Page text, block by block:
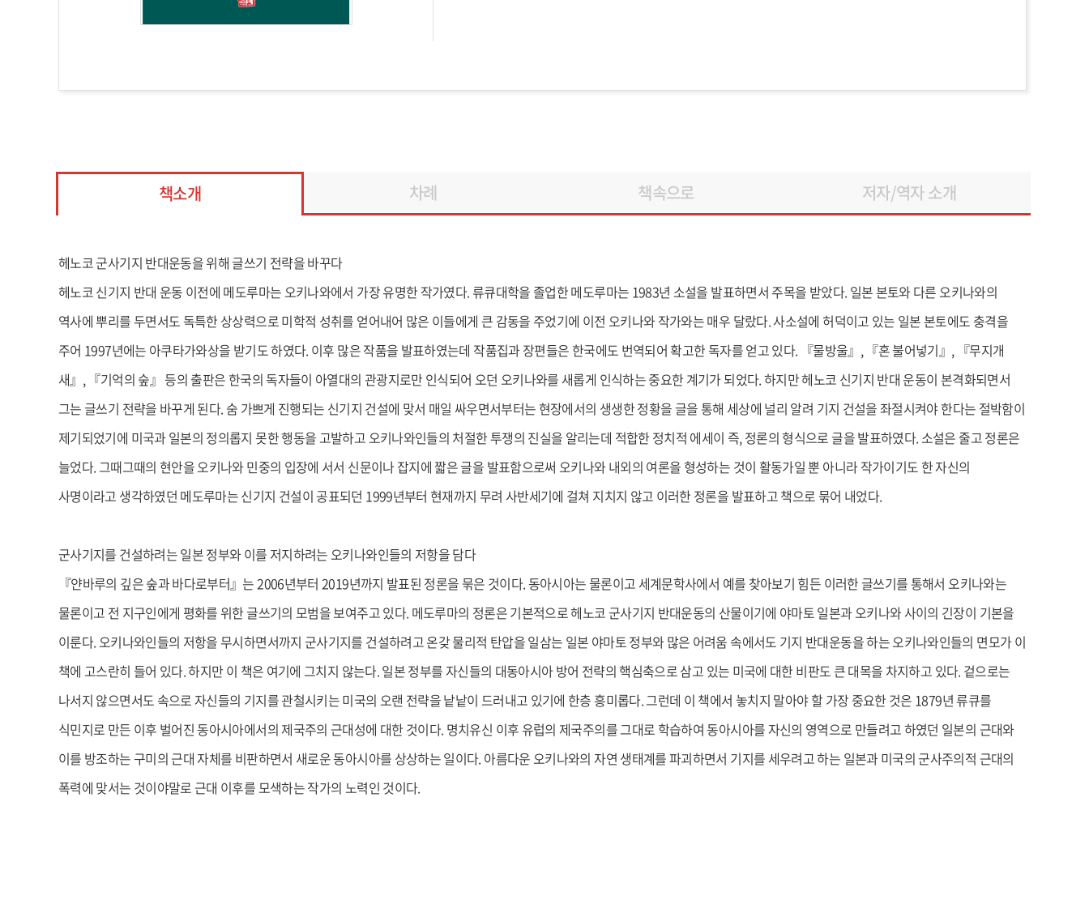
책소개 차례 책속으로 저자/역자 소개
헤노코 군사기지 반대운동을 위해 글쓰기 전략을 바꾸다
헤노코 신기지 반대 운동 이전에 메도루마는 오키나와에서 가장 유명한 작가였다. 류큐대학을 졸업한 메도루마는 1983년 소설을 발표하면서 주목을 받았다. 일본 본토와 다른 오키나와의
역사에 뿌리를 두면서도 독특한 상상력으로 미학적 성취를 얻어내어 많은 이들에게 큰 감동을 주었기에 이전 오키나와 작가와는 매우 달랐다. 사소설에 허덕이고 있는 일본 본토에도 충격을
주어 1997년에는 아쿠타가와상을 받기도 하였다. 이후 많은 작품을 발표하였는데 작품집과 장편들은 한국에도 번역되어 확고한 독자를 얻고 있다. 『물방울』, 『혼 불어넣기』, 『무지개
새』, 『기억의 숲』 등의 출판은 한국의 독자들이 아열대의 관광지로만 인식되어 오던 오키나와를 새롭게 인식하는 중요한 계기가 되었다. 하지만 헤노코 신기지 반대 운동이 본격화되면서
그는 글쓰기 전략을 바꾸게 된다. 숨 가쁘게 진행되는 신기지 건설에 맞서 매일 싸우면서부터는 현장에서의 생생한 정황을 글을 통해 세상에 널리 알려 기지 건설을 좌절시켜야 한다는 절박함이
제기되었기에 미국과 일본의 정의롭지 못한 행동을 고발하고 오키나와인들의 처절한 투쟁의 진실을 알리는데 적합한 정치적 에세이 즉, 정론의 형식으로 글을 발표하였다. 소설은 줄고 정론은
늘었다. 그때그때의 현안을 오키나와 민중의 입장에 서서 신문이나 잡지에 짧은 글을 발표함으로써 오키나와 내외의 여론을 형성하는 것이 활동가일 뿐 아니라 작가이기도 한 자신의
사명이라고 생각하였던 메도루마는 신기지 건설이 공표되던 1999년부터 현재까지 무려 사반세기에 걸쳐 지치지 않고 이러한 정론을 발표하고 책으로 묶어 내었다.
군사기지를 건설하려는 일본 정부와 이를 저지하려는 오키나와인들의 저항을 담다
『얀바루의 깊은 숲과 바다로부터』는 2006년부터 2019년까지 발표된 정론을 묶은 것이다. 동아시아는 물론이고 세계문학사에서 예를 찾아보기 힘든 이러한 글쓰기를 통해서 오키나와는
물론이고 전 지구인에게 평화를 위한 글쓰기의 모범을 보여주고 있다. 메도루마의 정론은 기본적으로 헤노코 군사기지 반대운동의 산물이기에 야마토 일본과 오키나와 사이의 긴장이 기본을
이룬다. 오키나와인들의 저항을 무시하면서까지 군사기지를 건설하려고 온갖 물리적 탄압을 일삼는 일본 야마토 정부와 많은 어려움 속에서도 기지 반대운동을 하는 오키나와인들의 면모가 이
책에 고스란히 들어 있다. 하지만 이 책은 여기에 그치지 않는다. 일본 정부를 자신들의 대동아시아 방어 전략의 핵심축으로 삼고 있는 미국에 대한 비판도 큰 대목을 차지하고 있다. 겉으로는
나서지 않으면서도 속으로 자신들의 기지를 관철시키는 미국의 오랜 전략을 낱낱이 드러내고 있기에 한층 흥미롭다. 그런데 이 책에서 놓치지 말아야 할 가장 중요한 것은 1879년 류큐를
식민지로 만든 이후 벌어진 동아시아에서의 제국주의 근대성에 대한 것이다. 명치유신 이후 유럽의 제국주의를 그대로 학습하여 동아시아를 자신의 영역으로 만들려고 하였던 일본의 근대와
이를 방조하는 구미의 근대 자체를 비판하면서 새로운 동아시아를 상상하는 일이다. 아름다운 오키나와의 자연 생태계를 파괴하면서 기지를 세우려고 하는 일본과 미국의 군사주의적 근대의
폭력에 맞서는 것이야말로 근대 이후를 모색하는 작가의 노력인 것이다.